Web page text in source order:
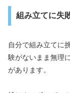
組み立てに失
自分で組み立てに
験がないまま無理
があります。